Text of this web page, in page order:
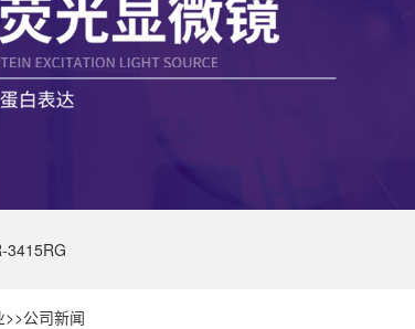
3415RG
>>公司新闻